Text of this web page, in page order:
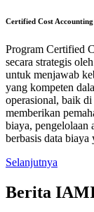
Certified Cost
Program Certified
secara strategis
untuk menjawab
yang kompeten
operasional, baik
memberikan
biaya, pengelolaan
berbasis data biaya
Selanjutnya
Berita